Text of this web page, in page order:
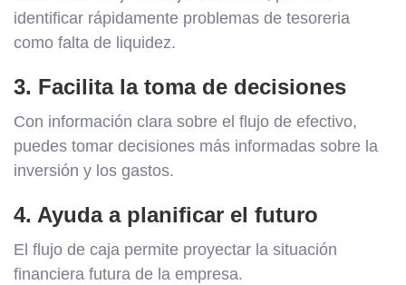
identificar rápidamente problemas de tesoreria
como falta de liquidez.
3. Facilita la toma de decisiones
Con información clara sobre el flujo de efectivo,
puedes tomar decisiones más informadas sobre la
inversión y los gastos.
4. Ayuda a planificar el futuro
El flujo de caja permite proyectar la situación
financiera futura de la empresa.